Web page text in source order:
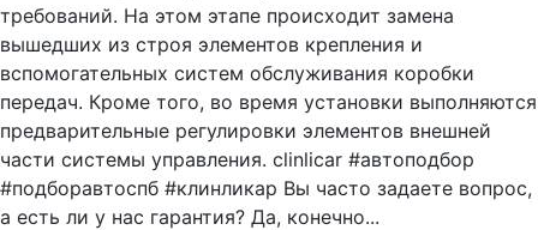
требований. На этом этапе происходит замена
вышедших из строя элементов крепления и
вспомогательных систем обслуживания коробки
передач. Кроме того, во время установки выполняются
предварительные регулировки элементов внешней
части системы управления. clinlicar #автоподбор
#подборавтоспб #клинликар Вы часто задаете вопрос,
а есть ли у нас гарантия? Да, конечно...